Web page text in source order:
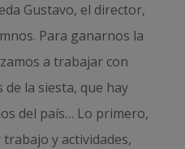
Gustavo, el director,
Para ganarnos la
a trabajar con
de la siesta, que hay
del país… Lo primero,
y actividades,